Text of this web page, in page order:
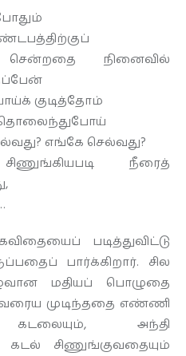
சென்றதை நினைவில்
குடித்தோம்
எங்கே செல்வது?
நீரைத்
படித்துவிட்டு
பார்க்கிறார். சில
மதியப் பொழுதை
முடிந்ததை எண்ணி
கடலையும், அந்தி
சிணுங்குவதையும்